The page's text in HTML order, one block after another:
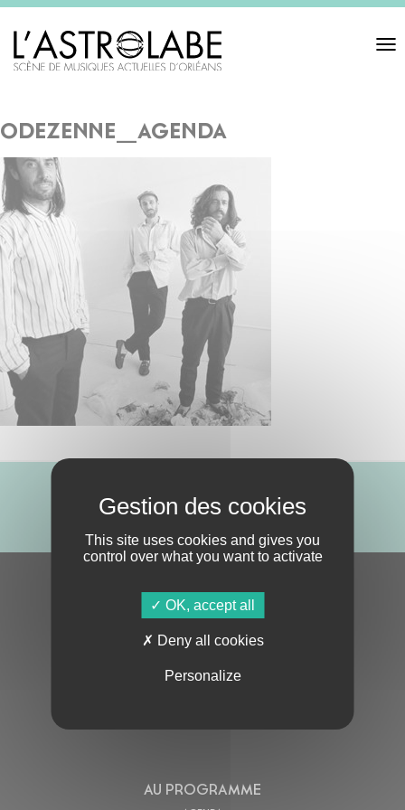
Toggle
odezenne_agenda
ABONNE-TOI !
S'ABONNER À LA NEWSLETTER
AU PROGRAMME
This site uses cookies and gives you
control over what you want to activate
OK, accept all
Deny all cookies
Personalize